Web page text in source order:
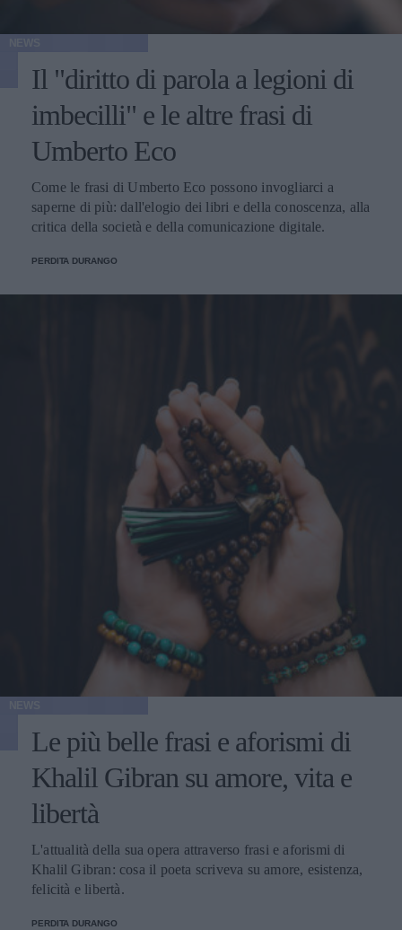
Il "diritto di parola a legioni di
imbecilli" e le altre frasi di
Umberto Eco
Come le frasi di Umberto Eco possono invogliarci a
saperne di più: dall'elogio dei libri e della conoscenza, alla
critica della società e della comunicazione digitale.
PERDITA DURANGO
Le più belle frasi e aforismi di
Khalil Gibran su amore, vita e
libertà
L'attualità della sua opera attraverso frasi e aforismi di
Khalil Gibran: cosa il poeta scriveva su amore, esistenza,
felicità e libertà.
PERDITA DURANGO